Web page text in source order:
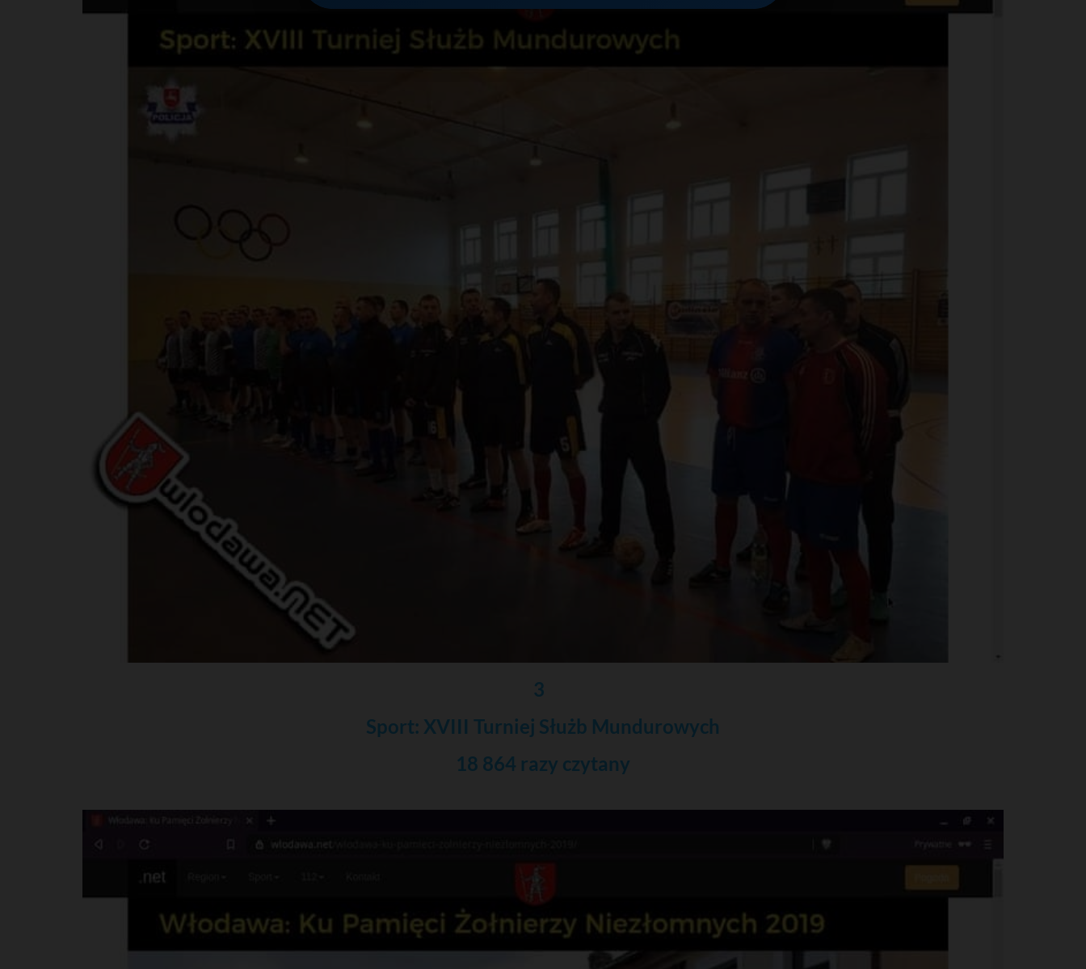
3
Sport: XVIII Turniej Służb Mundurowych
18 864 razy czytany